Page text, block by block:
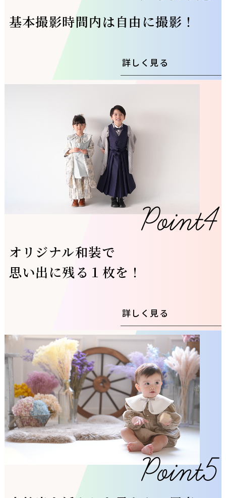
基本撮影時間内は自由に撮影！
詳しく見る
オリジナル和装で
思い出に残る１枚を！
詳しく見る